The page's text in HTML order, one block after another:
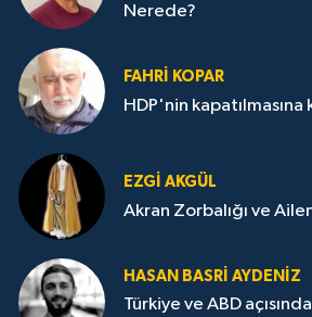
Nerede?
FAHRI KOPAR
HDP'nin kapatılmasına
EZGI AKGÜL
Akran Zorbalığı ve
HASAN BASRI AYDENIZ
Türkiye ve ABD